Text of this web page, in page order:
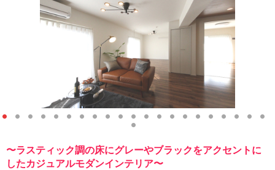
0
1
2
3
5
6
2
〜ラスティック調の床にグレーやブラックをアクセントに
したカジュアルモダンインテリア〜